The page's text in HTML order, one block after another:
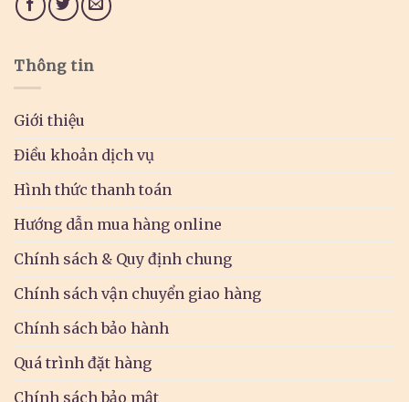
Thông tin
Giới thiệu
Điều khoản dịch vụ
Hình thức thanh toán
Hướng dẫn mua hàng online
Chính sách & Quy định chung
Chính sách vận chuyển giao hàng
Chính sách bảo hành
Quá trình đặt hàng
Chính sách bảo mật